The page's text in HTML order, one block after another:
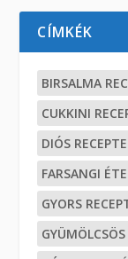
CÍMKÉK
BIRSALMA
CUKKINI
DIÓS
FARSANGI
GYORS